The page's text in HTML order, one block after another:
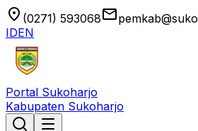
location_on (0271) 593068email
IDEN
Portal Sukoharjo
Kabupaten Sukoharjo